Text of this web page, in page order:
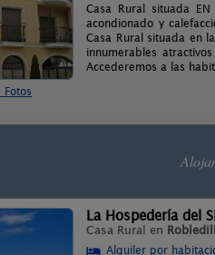
Fotos
Casa Rural situada
acondionado y
Casa Rural situada en
innumerables
Accederemos a las
La Hospedería del
Casa Rural en
Alquiler por